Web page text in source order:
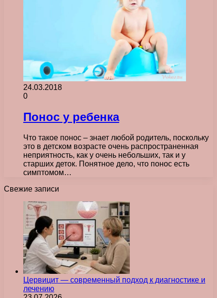
24.03.2018
0
Понос у ребенка
Что такое понос – знает любой родитель, поскольку
это в детском возрасте очень распространенная
неприятность, как у очень небольших, так и у
старших деток. Понятное дело, что понос есть
симптомом…
Свежие записи
Цервицит — современный подход к диагностике и
лечению